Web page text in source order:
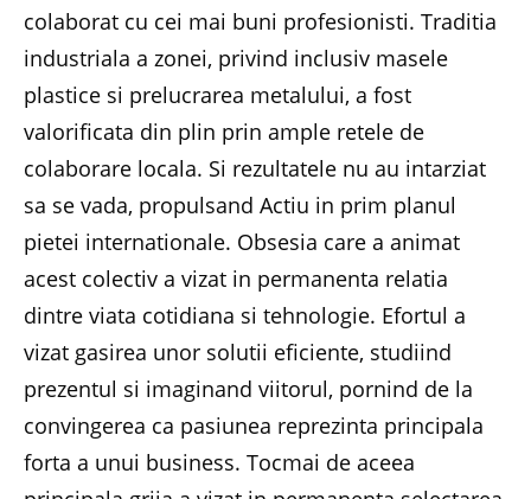
colaborat cu cei mai buni profesionisti. Traditia
industriala a zonei, privind inclusiv masele
plastice si prelucrarea metalului, a fost
valorificata din plin prin ample retele de
colaborare locala. Si rezultatele nu au intarziat
sa se vada, propulsand Actiu in prim planul
pietei internationale. Obsesia care a animat
acest colectiv a vizat in permanenta relatia
dintre viata cotidiana si tehnologie. Efortul a
vizat gasirea unor solutii eficiente, studiind
prezentul si imaginand viitorul, pornind de la
convingerea ca pasiunea reprezinta principala
forta a unui business. Tocmai de aceea